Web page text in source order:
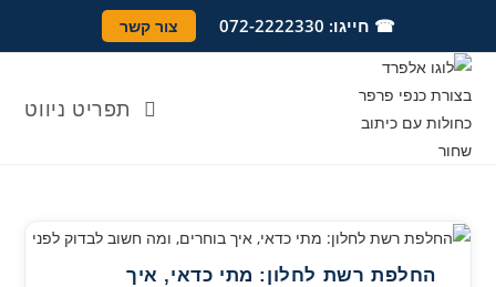
content
☎ חייגו: 072-2222330 צור קשר
תפריט ניווט
החלפת רשת לחלון: מתי כדאי, איך